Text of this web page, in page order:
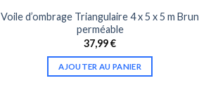
Voile d’ombrage Triangulaire 4 x 5 x 5 m Brun
perméable
37,99€
AJOUTER AU PANIER